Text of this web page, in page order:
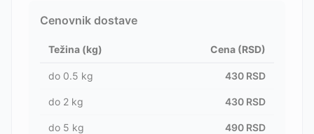
Cenovnik dostave
Težina (kg) Cena (RSD)
do 0.5 kg 430 RSD
do 2 kg 430 RSD
do 5 kg 490 RSD